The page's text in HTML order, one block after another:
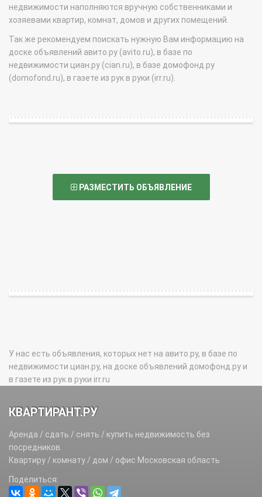
недвижимости наполняются вручную собственниками и
хозяевами квартир, комнат, домов и других помещений.
Так же рекомендуем поискать нужную Вам информацию на
доске объявлений авито.ру (avito.ru), в базе по
недвижимости циан.ру (cian.ru), в базе домофонд.ру
(domofond.ru), в газете из рук в руки (irr.ru).
РАЗМЕСТИТЬ ОБЪЯВЛЕНИЕ
У нас есть объявления, которых нет на авито.ру, в базе по
недвижимости циан.ру, на доске объявлений домофонд.ру и
в газете из рук в руки irr.ru
КВАРТИРАНТ.РУ
Аренда / сдать / снять / купить недвижимость без
посредников.
Квартиру / комнату / дом / офис Московская область
Поделиться: